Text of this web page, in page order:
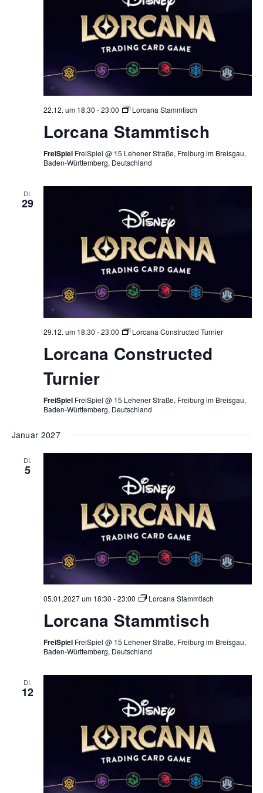
22.12. um 18:30 -23:00 Lorcana Stammtisch
Lorcana Stammtisch
FreiSpiel FreiSpiel @ 15 Lehener Straße, Freiburg im Breisgau,
Baden-Württemberg, Deutschland
DI.
29
29.12. um 18:30 -23:00 Lorcana Constructed Turnier
Lorcana Constructed
Turnier
FreiSpiel FreiSpiel @ 15 Lehener Straße, Freiburg im Breisgau,
Baden-Württemberg, Deutschland
Januar 2027
DI.
5
05.01.2027 um 18:30 -23:00 Lorcana Stammtisch
Lorcana Stammtisch
FreiSpiel FreiSpiel @ 15 Lehener Straße, Freiburg im Breisgau,
Baden-Württemberg, Deutschland
DI.
12